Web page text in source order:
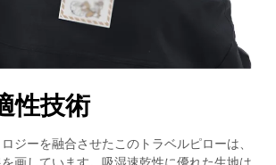
性技術
ジーを融合させたこのトラベルピローは、